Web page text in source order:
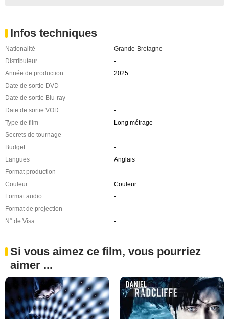
Infos techniques
Nationalité
Grande-Bretagne
Distributeur
-
Année de production
2025
Date de sortie DVD
-
Date de sortie Blu-ray
-
Date de sortie VOD
-
Type de film
Long métrage
Secrets de tournage
-
Budget
-
Langues
Anglais
Format production
-
Couleur
Couleur
Format audio
-
Format de projection
-
N° de Visa
-
Si vous aimez ce film, vous pourriez
aimer ...